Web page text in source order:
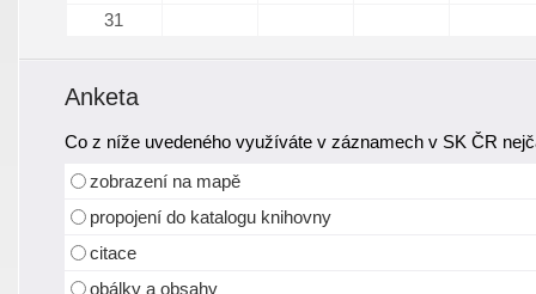
31
Anketa
Co z níže uvedeného využíváte v záznamech v SK ČR
zobrazení na mapě
propojení do katalogu knihovny
citace
obálky a obsahy